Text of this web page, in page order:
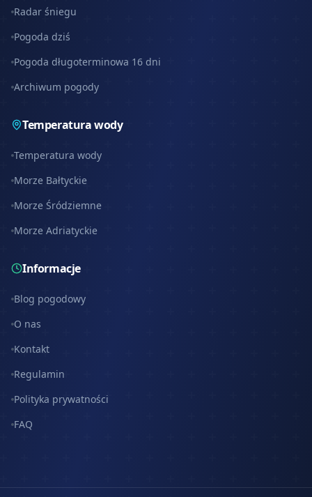
Radar śniegu
Pogoda dziś
Pogoda długoterminowa 16 dni
Archiwum pogody
Temperatura wody
Temperatura wody
Morze Bałtyckie
Morze Śródziemne
Morze Adriatyckie
Informacje
Blog pogodowy
O nas
Kontakt
Regulamin
Polityka prywatności
FAQ